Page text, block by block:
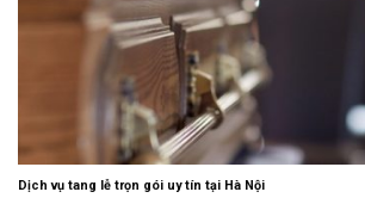
Dịch vụ tang lễ trọn gói uy tín tại Hà Nội